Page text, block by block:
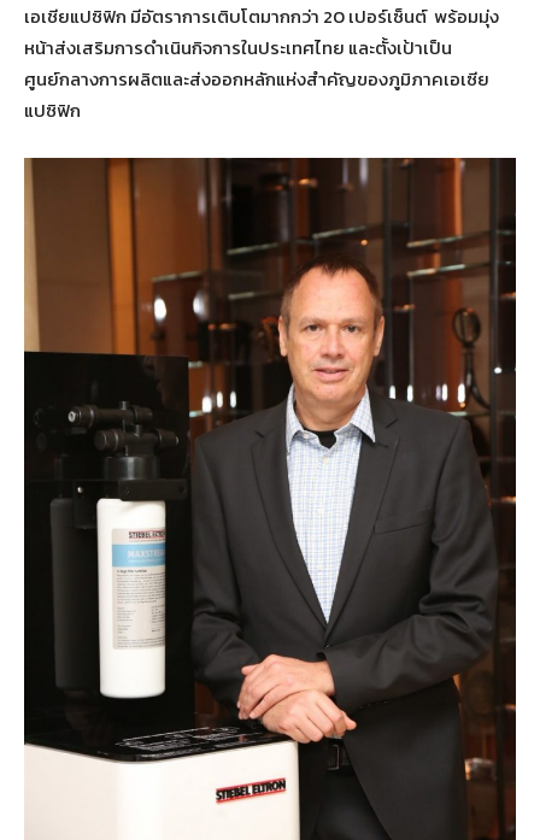
เอเชียแปซิฟิก มีอัตราการเติบโตมากกว่า 20 เปอร์เซ็นต์ พร้อมมุ่ง
หน้าส่งเสริมการดำเนินกิจการในประเทศไทย และตั้งเป้าเป็น
ศูนย์กลางการผลิตและส่งออกหลักแห่งสำคัญของภูมิภาคเอเซีย
แปซิฟิก